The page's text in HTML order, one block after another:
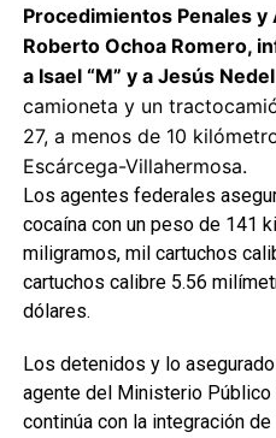
Procedimientos Penales
Roberto Ochoa Romero,
a Isael “M” y a Jesús Nedel
camioneta y un
27, a menos de 10
Escárcega-Villahermosa.
Los agentes federales
cocaína con un peso de 141
miligramos, mil cartuchos
cartuchos calibre 5.56
dólares.
Los detenidos y lo
agente del Ministerio Público
continúa con la integración